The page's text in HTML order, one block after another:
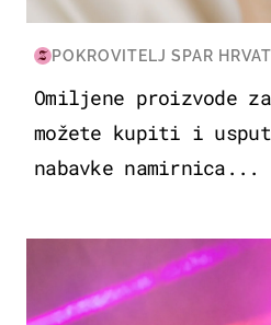
POKROVITELJ SPAR
Omiljene proizvode
možete kupiti i
nabavke namirnica...
KULTURA & ZABAVA